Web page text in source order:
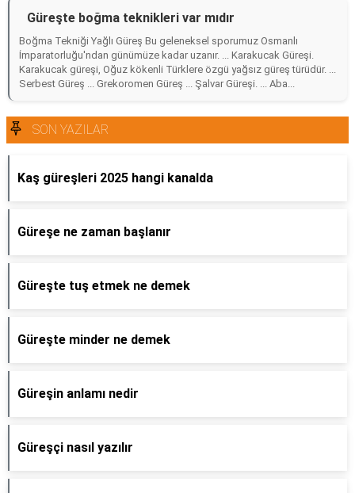
Güreşte boğma teknikleri var mıdır
Boğma Tekniği Yağlı Güreş Bu geleneksel sporumuz Osmanlı
İmparatorluğu'ndan günümüze kadar uzanır. ... Karakucak Güreşi.
Karakucak güreşi, Oğuz kökenli Türklere özgü yağsız güreş türüdür. ...
Serbest Güreş ... Grekoromen Güreş ... Şalvar Güreşi. ... Aba...
SON YAZILAR
Kaş güreşleri 2025 hangi kanalda
Güreşe ne zaman başlanır
Güreşte tuş etmek ne demek
Güreşte minder ne demek
Güreşin anlamı nedir
Güreşçi nasıl yazılır